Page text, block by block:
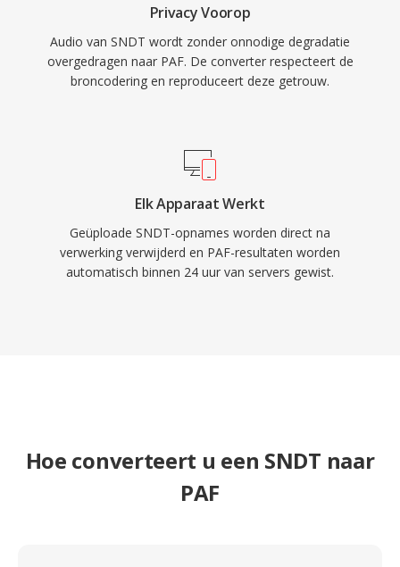
Privacy Voorop
Audio van SNDT wordt zonder onnodige degradatie
overgedragen naar PAF. De converter respecteert de
broncodering en reproduceert deze getrouw.
Elk Apparaat Werkt
Geüploade SNDT-opnames worden direct na
verwerking verwijderd en PAF-resultaten worden
automatisch binnen 24 uur van servers gewist.
Hoe converteert u een SNDT naar
PAF